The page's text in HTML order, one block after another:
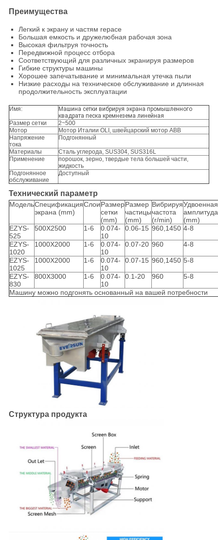
Преимущества
Легкий к экрану и частям repace
Большая емкость и дружелюбная рабочая зона
Высокая фильтруя точность
Передвижной процесс отбора
Соответствующий для различных экранируя размеров
Гибкие структуры машины
Хорошее запечатывание и минимальная утечка пыли
Низкие расходы на техническое обслуживание и длинная
продолжительность эксплуатации
Имя:
Машина сетки вибрируя экрана промышленного
квадрата песка кремнезема линейная
Размер сетки
2~500
Мотор
Мотор Италии OLI, швейцарский мотор ABB
Напряжение
тока
Подгонянный
Материалы
Сталь углерода, SUS304, SUS316L
Применение
порошок, зерно, твердые тела большей части,
жидкость
Подгонянное
обслуживание
Доступный
Технический параметр
МодельСпецификация
экрана (mm)
СлоиРазмер
сетки
(mm)
Размер
частицы
(mm)
Вибрируя
частота
(r/min)
Удвоенная
амплитуда
(mm)
EZYS-
525
500X2500 1-6
0.074-
10
0.06-15 960,1450 4-8
EZYS-
1020
1000X2000 1-6
0.074-
10
0.07-20 960 4-8
EZYS-
1025
1000X2000 1-6
0.074-
10
0.07-15 960,1450 5-8
EZYS-
830
800X3000 1-6
0.074-
10
0.1-20 960 5-8
Машину можно подгонять основанный на вашей потребности
Структура продукта